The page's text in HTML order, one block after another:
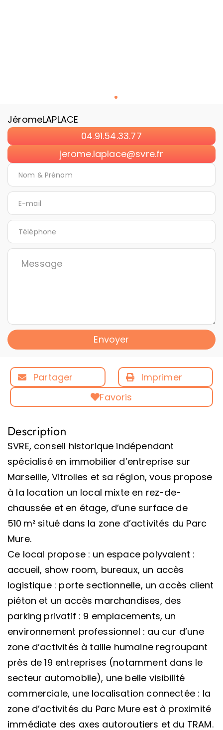
JéromeLAPLACE
04.91.54.33.77
jerome.laplace@svre.fr
Envoyer
Partager
Imprimer
Favoris
Description
SVRE, conseil historique indépendant
spécialisé en immobilier d’entreprise sur
Marseille, Vitrolles et sa région, vous propose
à la location un local mixte en rez-de-
chaussée et en étage, d’une surface de
510 m² situé dans la zone d’activités du Parc
Mure.
Ce local propose : un espace polyvalent :
accueil, show room, bureaux, un accès
logistique : porte sectionnelle, un accès client
piéton et un accès marchandises, des
parking privatif : 9 emplacements, un
environnement professionnel : au cur d’une
zone d’activités à taille humaine regroupant
près de 19 entreprises (notamment dans le
secteur automobile), une belle visibilité
commerciale, une localisation connectée : la
zone d’activités du Parc Mure est à proximité
immédiate des axes autoroutiers et du TRAM.